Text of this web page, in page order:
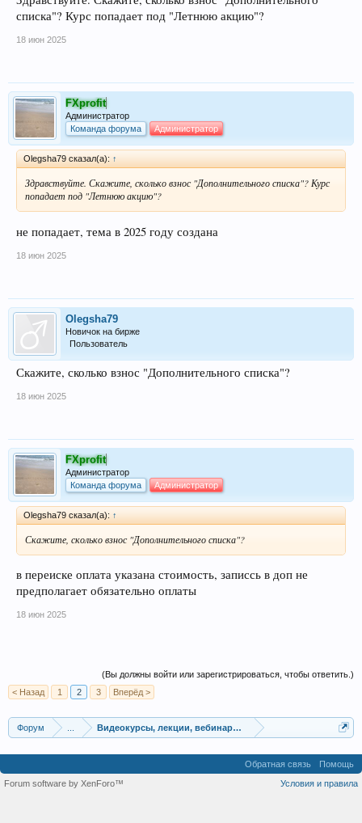
списка"? Курс попадает под "Летнюю акцию"?
18 июн 2025
FXprofit
Администратор
Команда форума
Администратор
Olegsha79 сказал(а): ↑
Здравствуйте. Скажите, сколько взнос "Дополнительного списка"? Курс
попадает под "Летнюю акцию"?
не попадает, тема в 2025 году создана
18 июн 2025
Olegsha79
Новичок на бирже
Пользователь
Скажите, сколько взнос "Дополнительного списка"?
18 июн 2025
FXprofit
Администратор
Команда форума
Администратор
Olegsha79 сказал(а): ↑
Скажите, сколько взнос "Дополнительного списка"?
в переиске оплата указана стоимость, записсь в доп не
предполагает обязательно оплаты
18 июн 2025
(Вы должны войти или зарегистрироваться, чтобы ответить.)
< Назад
1 2 3 Вперёд >
Форум Видеокурсы, лекции, вебинары, учебный материал
Обратная связь
Помощь
Условия и правила
Forum software by XenForo™